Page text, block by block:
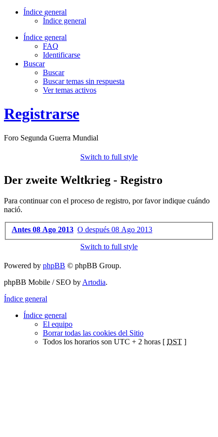
Índice general
Índice general
Índice general
FAQ
Identificarse
Buscar
Buscar
Buscar temas sin respuesta
Ver temas activos
Registrarse
Foro Segunda Guerra Mundial
Switch to full style
Der zweite Weltkrieg - Registro
Para continuar con el proceso de registro, por favor indique cuándo
nació.
Antes 08 Ago 2013 O después 08 Ago 2013
Switch to full style
Powered by phpBB © phpBB Group.
phpBB Mobile / SEO by Artodia.
Índice general
Índice general
El equipo
Borrar todas las cookies del Sitio
Todos los horarios son UTC + 2 horas [ DST ]